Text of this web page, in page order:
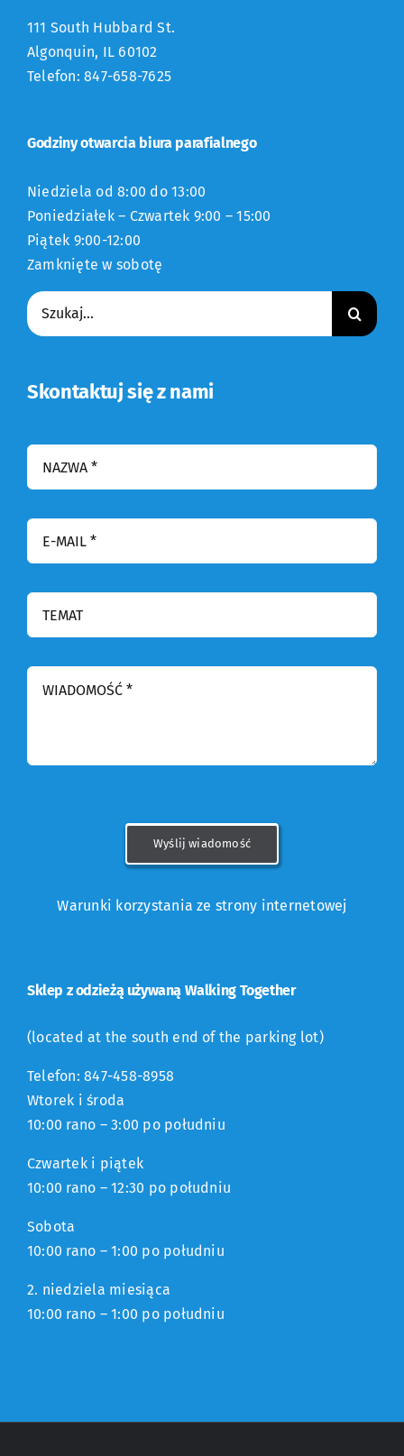
111 South Hubbard St.
Algonquin, IL 60102
Telefon: 847-658-7625
Godziny otwarcia biura parafialnego
Niedziela od 8:00 do 13:00
Poniedziałek – Czwartek 9:00 – 15:00
Piątek 9:00-12:00
Zamknięte w sobotę
Szukaj:
Skontaktuj się z nami
Wyślij wiadomość
Warunki korzystania ze strony internetowej
Sklep z odzieżą używaną Walking Together
(located at the south end of the parking lot)
Telefon: 847-458-8958
Wtorek i środa
10:00 rano – 3:00 po południu
Czwartek i piątek
10:00 rano – 12:30 po południu
Sobota
10:00 rano – 1:00 po południu
2. niedziela miesiąca
10:00 rano – 1:00 po południu